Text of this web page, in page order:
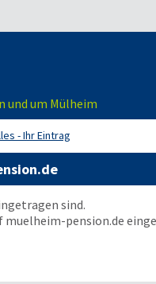
und um Mülheim
- Ihr Eintrag
sind.
muelheim-pension.de